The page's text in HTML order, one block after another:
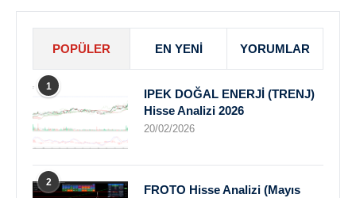
POPÜLER EN YENI YORUMLAR
1
IPEK DOĞAL ENERJİ (TRENJ)
Hisse Analizi 2026
20/02/2026
2
FROTO Hisse Analizi (Mayıs